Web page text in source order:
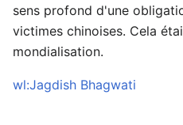
sens profond d'une
victimes chinoises. Cela
mondialisation.
wl:Jagdish Bhagwati